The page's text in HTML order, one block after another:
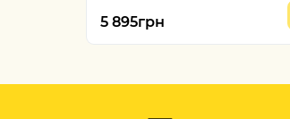
5 895грн